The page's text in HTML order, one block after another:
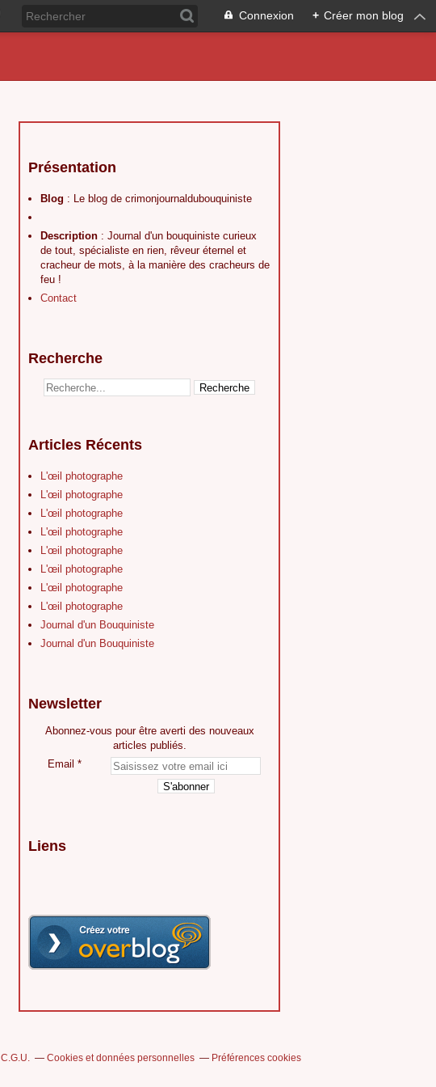
Connexion + Créer mon blog
Présentation
Blog : Le blog de crimonjournaldubouquiniste
Description : Journal d'un bouquiniste curieux
de tout, spécialiste en rien, rêveur éternel et
cracheur de mots, à la manière des cracheurs de
feu !
Contact
Recherche
Articles Récents
L'œil photographe
L'œil photographe
L'œil photographe
L'œil photographe
L'œil photographe
L'œil photographe
L'œil photographe
L'œil photographe
Journal d'un Bouquiniste
Journal d'un Bouquiniste
Newsletter
Abonnez-vous pour être averti des nouveaux
articles publiés.
Email
Liens
C.G.U. Cookies et données personnelles Préférences cookies